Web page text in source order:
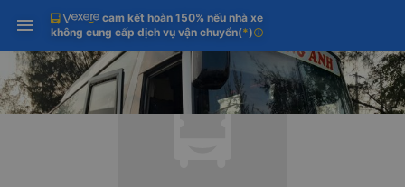
Tải app Vexere ngay!
Nhận ưu đãi thành viên độc
quyền
Tải app Vexere
-30k/ghế khi đặt vé máy bay qua
app
cam kết hoàn 150% nếu nhà xe
không cung cấp dịch vụ vận chuyển(*)info